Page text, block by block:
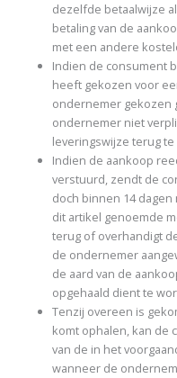
dezelfde betaalwijze
betaling van de
met een andere
Indien de consument
heeft gekozen voor
ondernemer gekozen
ondernemer niet
leveringswijze terug te
Indien de aankoop
verstuurd, zendt de
doch binnen 14 dagen
dit artikel genoemde
terug of overhandigt
de ondernemer
de aard van de
opgehaald dient te
Tenzij overeen is
komt ophalen, kan de
van de in het
wanneer de